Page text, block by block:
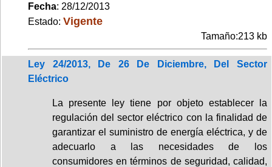
Fecha: 28/12/2013
Estado: Vigente
Tamaño:213 kb
Ley 24/2013, De 26 De Diciembre, Del Sector
Eléctrico
La presente ley tiene por objeto establecer la
regulación del sector eléctrico con la finalidad de
garantizar el suministro de energía eléctrica, y de
adecuarlo a las necesidades de los
consumidores en términos de seguridad, calidad,